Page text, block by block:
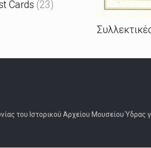
Cards (23)
του Ιστορικού Αρχείου Μουσείου Ύδρας